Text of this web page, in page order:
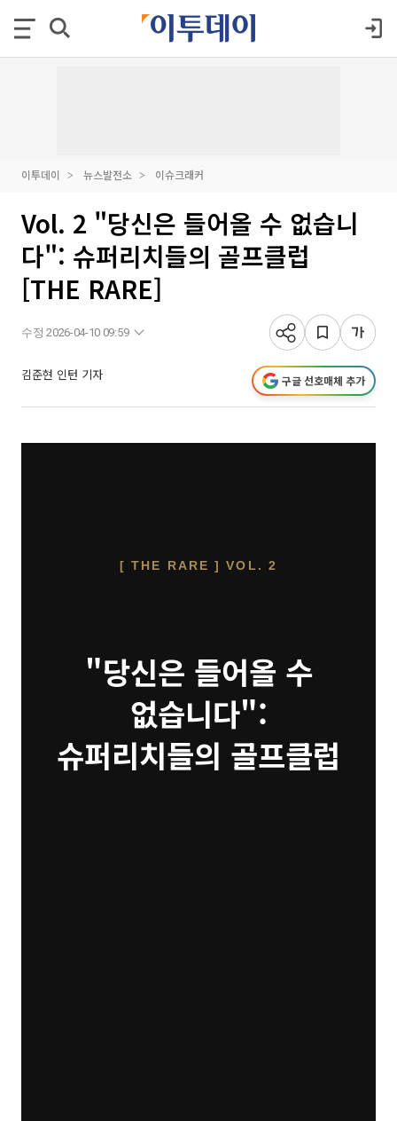
이투데이 뉴스발전소 이슈크래커
Vol. 2 "당신은 들어올 수 없습니
다": 슈퍼리치들의 골프클럽
[THE RARE]
수정 2026-04-10 09:59
김준현 인턴 기자 구글 선호매체 추가
[ THE RARE ] VOL. 2
"당신은 들어올 수
없습니다":
슈퍼리치들의 골프클럽